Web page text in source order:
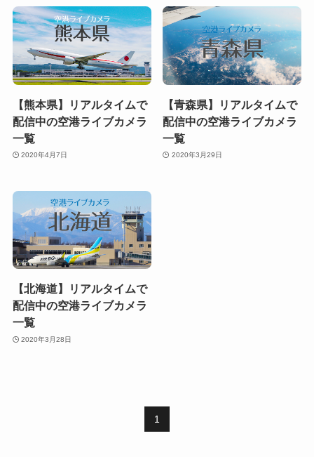
【熊本県】リアルタイムで
配信中の空港ライブカメラ
一覧
2020年4月7日
【青森県】リアルタイムで
配信中の空港ライブカメラ
一覧
2020年3月29日
【北海道】リアルタイムで
配信中の空港ライブカメラ
一覧
2020年3月28日
1